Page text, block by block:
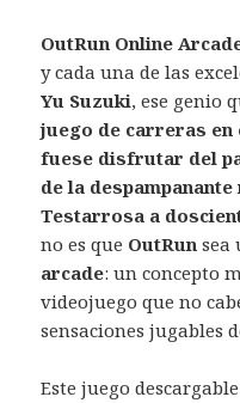
OutRun Online
y cada una de las
Yu Suzuki, ese genio
juego de carreras
fuese disfrutar del
de la
Testarrosa a
no es que OutRun sea
arcade: un concepto
videojuego que no
sensaciones jugables
Este juego